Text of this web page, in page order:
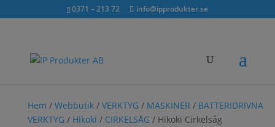
inkl. moms0371 – 213 72 info@ipprodukter.se
Sök...
×
Hem / Webbutik/ VERKTYG / MASKINER / BATTERIDRIVNA
VERKTYG / Hikoki / CIRKELSÅG / Hikoki Cirkelsåg